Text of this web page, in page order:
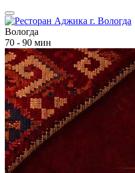
Вологда
70 - 90 мин